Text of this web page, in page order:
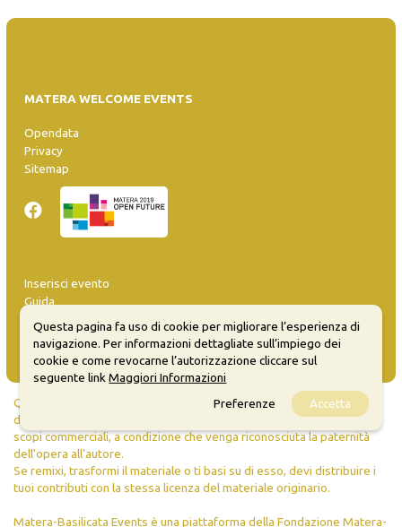
MATERA WELCOME EVENTS
Opendata
Privacy
Sitemap
Inserisci evento
Guida
info@materaevents.it
Quanto realizzato è sottoposto a licenza CC-BY-SA che permette di
distribuire, modificare, creare opere derivate dall'originale, anche a
scopi commerciali, a condizione che venga riconosciuta la paternità
dell'opera all'autore.
Se remixi, trasformi il materiale o ti basi su di esso, devi distribuire i
tuoi contributi con la stessa licenza del materiale originario.
Matera-Basilicata Events è una piattaforma della Fondazione Matera-
Questa pagina fa uso di cookie per migliorare l’esperienza di
navigazione. Per informazioni dettagliate sull’impiego dei
cookie e come revocarne l’autorizzazione cliccare sul
seguente linkMaggiori Informazioni
Preferenze
Accetta